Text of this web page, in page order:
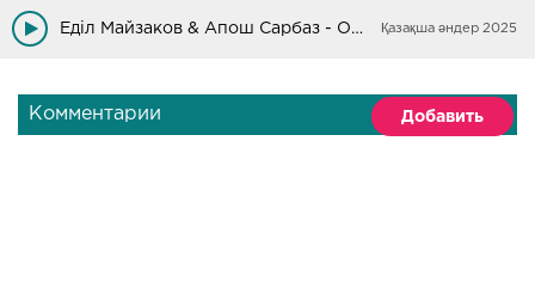
Еділ Майзаков & Апош Сарбаз - Оян қазақ Қазақша әндер 2025
Комментарии Добавить